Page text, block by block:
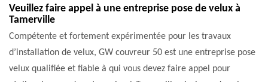
Veuillez faire appel à une entreprise pose de velux à
Tamerville
Compétente et fortement expérimentée pour les travaux
d’installation de velux, GW couvreur 50 est une entreprise pose
velux qualifiée et fiable à qui vous devez faire appel pour